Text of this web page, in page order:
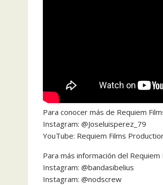
Para conocer más de Requiem
Instagram: @Joseluisperez_79
YouTube: Requiem Films
Para más información del
Instagram: @bandasibelius
Instagram: @nodscrew